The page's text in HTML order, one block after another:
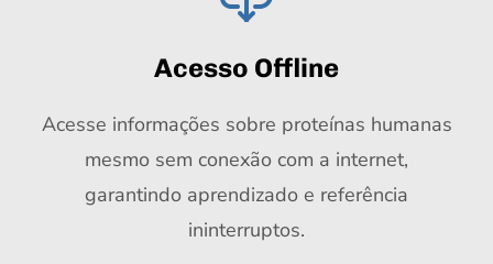
Acesso Offline
Acesse informações sobre proteínas humanas
mesmo sem conexão com a internet,
garantindo aprendizado e referência
ininterruptos.